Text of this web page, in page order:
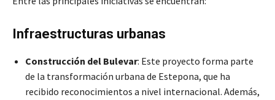
Infraestructuras urbanas
Construcción del Bulevar: Este proyecto forma parte
de la transformación urbana de Estepona, que ha
recibido reconocimientos a nivel internacional. Además,